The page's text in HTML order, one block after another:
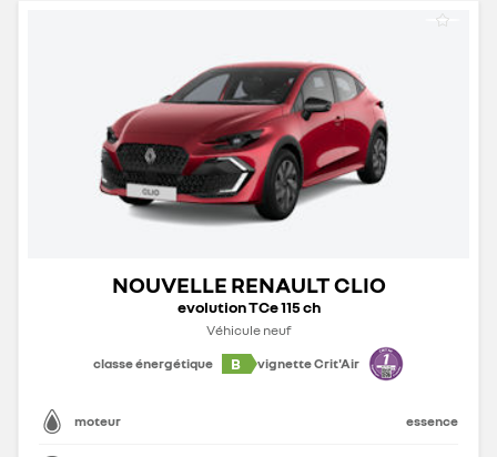
NOUVELLE RENAULT CLIO
evolution TCe 115 ch
Véhicule neuf
classe énergétique
B vignette Crit'Air
moteur essence